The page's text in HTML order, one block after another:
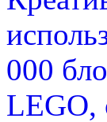
000
LEGO,